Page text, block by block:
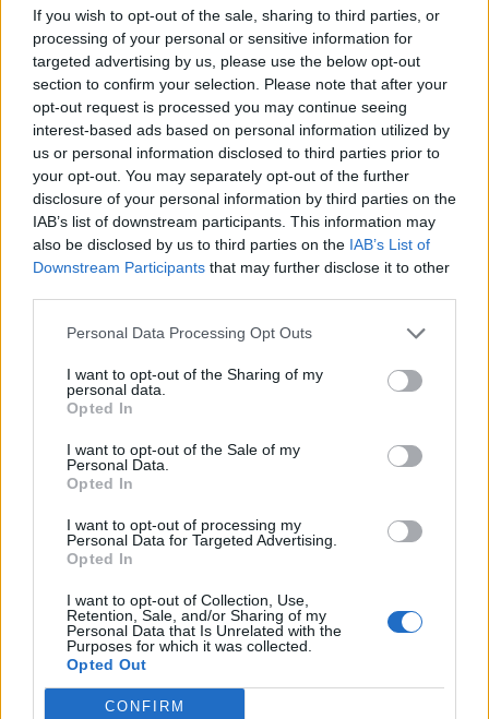
If you wish to opt-out of the sale, sharing to third parties, or
processing of your personal or sensitive information for
targeted advertising by us, please use the below opt-out
section to confirm your selection. Please note that after your
opt-out request is processed you may continue seeing
interest-based ads based on personal information utilized by
us or personal information disclosed to third parties prior to
your opt-out. You may separately opt-out of the further
disclosure of your personal information by third parties on the
IAB’s list of downstream participants. This information may
also be disclosed by us to third parties on the IAB’s List of
Downstream Participants that may further disclose it to other
Personal Data Processing Opt Outs
I want to opt-out of the Sharing of my
personal data.
Opted In
I want to opt-out of the Sale of my
Personal Data.
Opted In
I want to opt-out of processing my
Personal Data for Targeted Advertising.
Opted In
I want to opt-out of Collection, Use,
Retention, Sale, and/or Sharing of my
Personal Data that Is Unrelated with the
Purposes for which it was collected.
Opted Out
CONFIRM
Har bara läst tidningarnas notiser men de ger ett
sannolikhetens prägel. Det här gäller inte heller
...
Börja prenumerera för att läsa detta innehåll.
Starta din prenumerationhär
Eller logga in på ditt konto nedan:
Username or E-mail
Password
Remember Me
Forgot Password
Stöd Para§rafs bevakning av högerextremismen